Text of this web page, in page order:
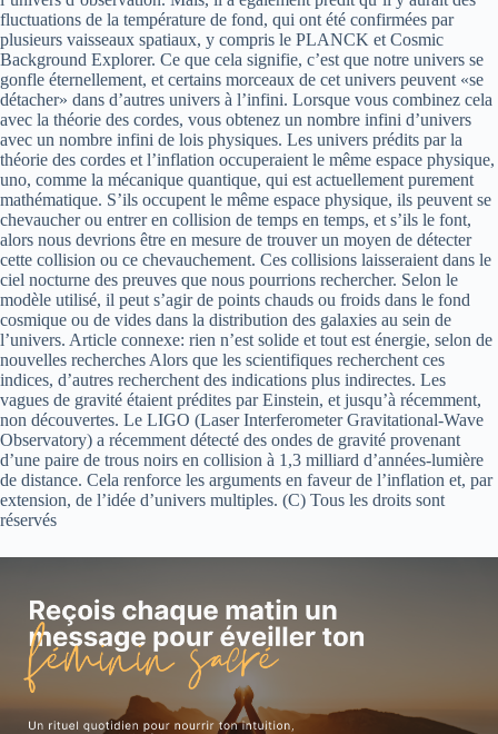
fluctuations de la température de fond, qui ont été confirmées par
plusieurs vaisseaux spatiaux, y compris le PLANCK et Cosmic
Background Explorer. Ce que cela signifie, c’est que notre univers se
gonfle éternellement, et certains morceaux de cet univers peuvent «se
détacher» dans d’autres univers à l’infini. Lorsque vous combinez cela
avec la théorie des cordes, vous obtenez un nombre infini d’univers
avec un nombre infini de lois physiques. Les univers prédits par la
théorie des cordes et l’inflation occuperaient le même espace physique,
uno, comme la mécanique quantique, qui est actuellement purement
mathématique. S’ils occupent le même espace physique, ils peuvent se
chevaucher ou entrer en collision de temps en temps, et s’ils le font,
alors nous devrions être en mesure de trouver un moyen de détecter
cette collision ou ce chevauchement. Ces collisions laisseraient dans le
ciel nocturne des preuves que nous pourrions rechercher. Selon le
modèle utilisé, il peut s’agir de points chauds ou froids dans le fond
cosmique ou de vides dans la distribution des galaxies au sein de
l’univers. Article connexe: rien n’est solide et tout est énergie, selon de
nouvelles recherches Alors que les scientifiques recherchent ces
indices, d’autres recherchent des indications plus indirectes. Les
vagues de gravité étaient prédites par Einstein, et jusqu’à récemment,
non découvertes. Le LIGO (Laser Interferometer Gravitational-Wave
Observatory) a récemment détecté des ondes de gravité provenant
d’une paire de trous noirs en collision à 1,3 milliard d’années-lumière
de distance. Cela renforce les arguments en faveur de l’inflation et, par
extension, de l’idée d’univers multiples. (C) Tous les droits sont
réservés